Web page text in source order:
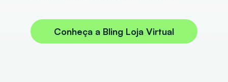
Conheça a Bling Loja Virtual